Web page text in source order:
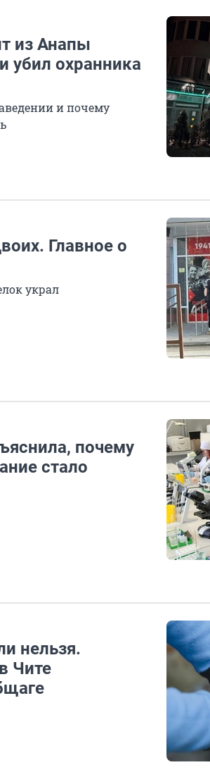
из Анапы
убил охранника
и почему
Главное о
украл
почему
стало
нельзя.
Чите